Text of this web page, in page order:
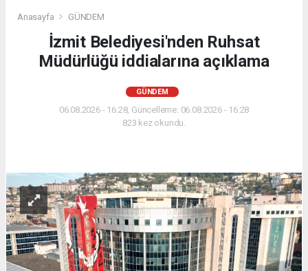
Anasayfa GÜNDEM
İzmit Belediyesi'nden Ruhsat
Müdürlüğü iddialarına açıklama
GÜNDEM
06.08.2026 - 16:28, Güncelleme: 06.08.2026 - 16:28
823 kez okundu.